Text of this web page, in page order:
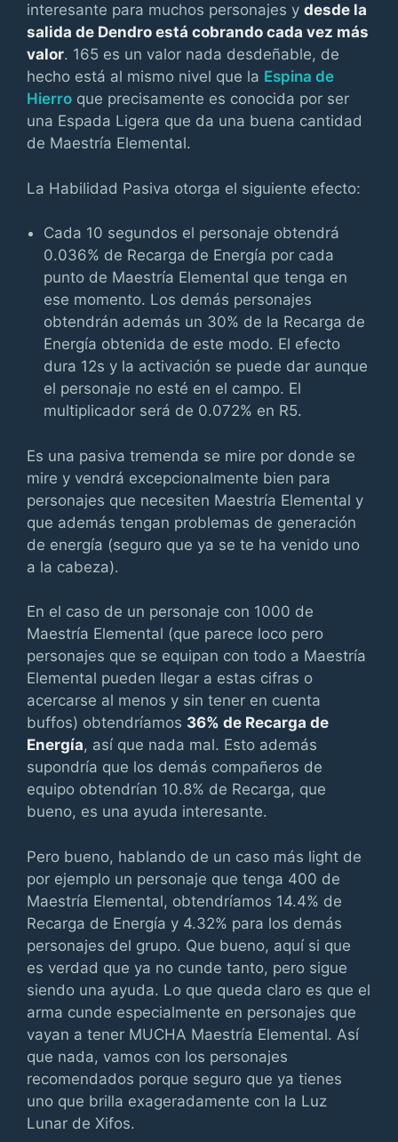
interesante para muchos personajes y desde la
salida de Dendro está cobrando cada vez más
valor. 165 es un valor nada desdeñable, de
hecho está al mismo nivel que la Espina de
Hierro que precisamente es conocida por ser
una Espada Ligera que da una buena cantidad
de Maestría Elemental.
La Habilidad Pasiva otorga el siguiente efecto:
Cada 10 segundos el personaje obtendrá
0.036% de Recarga de Energía por cada
punto de Maestría Elemental que tenga en
ese momento. Los demás personajes
obtendrán además un 30% de la Recarga de
Energía obtenida de este modo. El efecto
dura 12s y la activación se puede dar aunque
el personaje no esté en el campo. El
multiplicador será de 0.072% en R5.
Es una pasiva tremenda se mire por donde se
mire y vendrá excepcionalmente bien para
personajes que necesiten Maestría Elemental y
que además tengan problemas de generación
de energía (seguro que ya se te ha venido uno
a la cabeza).
En el caso de un personaje con 1000 de
Maestría Elemental (que parece loco pero
personajes que se equipan con todo a Maestría
Elemental pueden llegar a estas cifras o
acercarse al menos y sin tener en cuenta
buffos) obtendríamos 36% de Recarga de
Energía, así que nada mal. Esto además
supondría que los demás compañeros de
equipo obtendrían 10.8% de Recarga, que
bueno, es una ayuda interesante.
Pero bueno, hablando de un caso más light de
por ejemplo un personaje que tenga 400 de
Maestría Elemental, obtendríamos 14.4% de
Recarga de Energía y 4.32% para los demás
personajes del grupo. Que bueno, aquí si que
es verdad que ya no cunde tanto, pero sigue
siendo una ayuda. Lo que queda claro es que el
arma cunde especialmente en personajes que
vayan a tener MUCHA Maestría Elemental. Así
que nada, vamos con los personajes
recomendados porque seguro que ya tienes
uno que brilla exageradamente con la Luz
Lunar de Xifos.